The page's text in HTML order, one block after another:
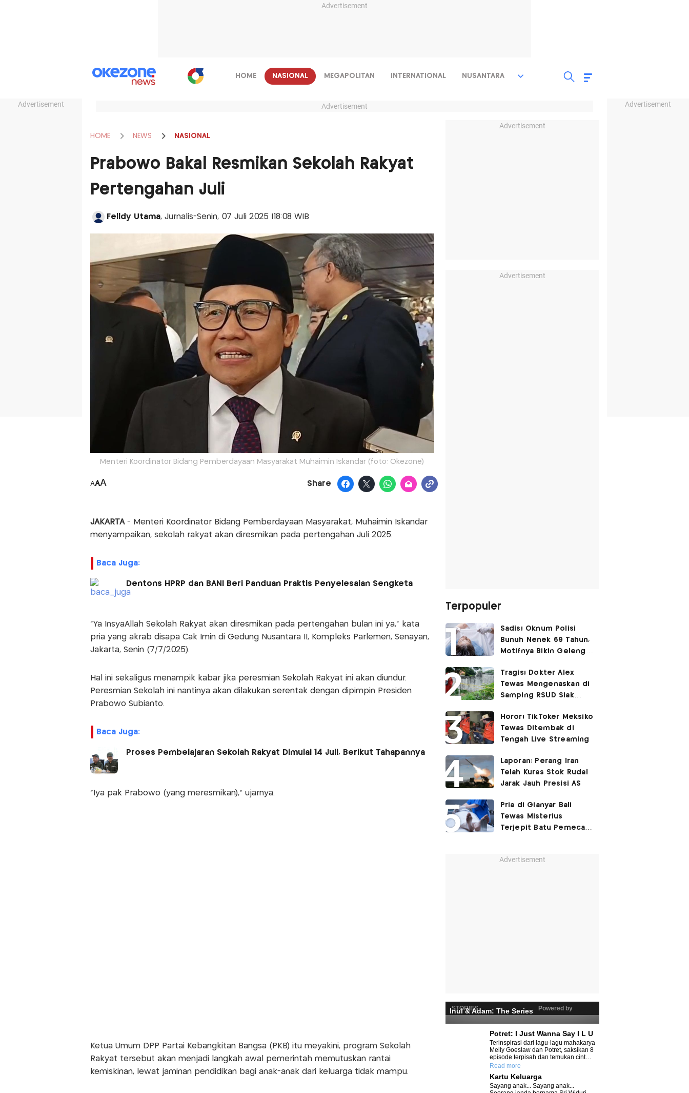
Advertisement
Advertisement Advertisement
HOME NASIONAL MEGAPOLITAN INTERNATIONAL NUSANTARA
Advertisement
HOME NEWS NASIONAL
Prabowo Bakal Resmikan Sekolah Rakyat
Pertengahan Juli
Felldy Utama, Jurnalis-Senin, 07 Juli 2025 |18:08 WIB
Menteri Koordinator Bidang Pemberdayaan Masyarakat Muhaimin Iskandar (foto: Okezone)
AAA Share
JAKARTA- Menteri Koordinator Bidang Pemberdayaan Masyarakat, Muhaimin Iskandar
menyampaikan, sekolah rakyat akan diresmikan pada pertengahan Juli 2025.
Baca Juga:
Dentons HPRP dan BANI Beri Panduan Praktis Penyelesaian Sengketa
"Ya InsyaAllah Sekolah Rakyat akan diresmikan pada pertengahan bulan ini ya," kata
pria yang akrab disapa Cak Imin di Gedung Nusantara II, Kompleks Parlemen, Senayan,
Jakarta, Senin (7/7/2025).
Hal ini sekaligus menampik kabar jika peresmian Sekolah Rakyat ini akan diundur.
Peresmian Sekolah ini nantinya akan dilakukan serentak dengan dipimpin Presiden
Prabowo Subianto.
Baca Juga:
Proses Pembelajaran Sekolah Rakyat Dimulai 14 Juli, Berikut Tahapannya
"Iya pak Prabowo (yang meresmikan)," ujarnya.
Ketua Umum DPP Partai Kebangkitan Bangsa (PKB) itu meyakini, program Sekolah
Rakyat tersebut akan menjadi langkah awal pemerintah memutuskan rantai
kemiskinan, lewat jaminan pendidikan bagi anak-anak dari keluarga tidak mampu.
Advertisement
Advertisement
Terpopuler
Sadis! Oknum Polisi
Bunuh Nenek 69 Tahun,
Motifnya Bikin Geleng
Tragis! Dokter Alex
Tewas Mengenaskan di
Samping RSUD Siak
Rocuronium
Horor! TikToker Meksiko
Tewas Ditembak di
Tengah Live Streaming
Laporan: Perang Iran
Telah Kuras Stok Rudal
Jarak Jauh Presisi AS
Pria di Gianyar Bali
Tewas Misterius
Terjepit Batu Pemecah
Advertisement